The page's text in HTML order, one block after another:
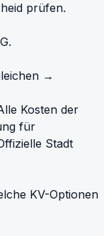
prüfen.
→
Kosten der
für
Stadt
KV-Optionen